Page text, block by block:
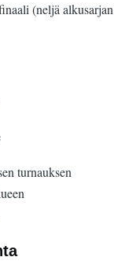
(neljä alkusarjan
turnauksen